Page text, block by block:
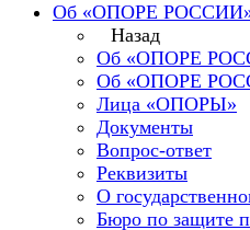
Об «ОПОРЕ
Назад
Об «ОПОРЕ
Об «ОПОРЕ
Лица «ОПОРЫ»
Документы
Вопрос-ответ
Реквизиты
О
Бюро по защите